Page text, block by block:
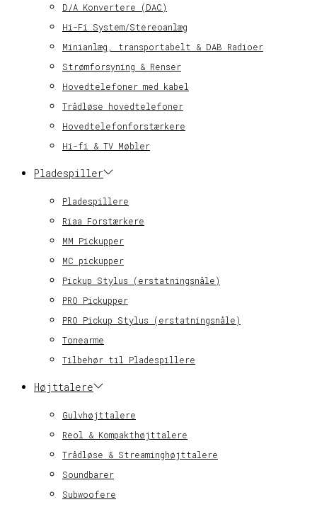
D/A Konvertere (DAC)
Hi-Fi System/Stereoanlæg
Minianlæg, transportabelt & DAB Radioer
Strømforsyning & Renser
Hovedtelefoner med kabel
Trådløse hovedtelefoner
Hovedtelefonforstærkere
Hi-fi & TV Møbler
Pladespiller
Pladespillere
Riaa Forstærkere
MM Pickupper
MC pickupper
Pickup Stylus (erstatningsnåle)
PRO Pickupper
PRO Pickup Stylus (erstatningsnåle)
Tonearme
Tilbehør til Pladespillere
Højttalere
Gulvhøjttalere
Reol & Kompakthøjttalere
Trådløse & Streaminghøjttalere
Soundbarer
Subwoofere